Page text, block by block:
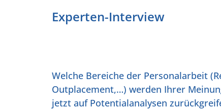
Experten-Interview
Welche Bereiche der Personalarbeit
Outplacement,…) werden Ihrer
jetzt auf Potentialanalysen